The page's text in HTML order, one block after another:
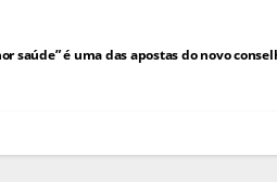
saúde” é uma das apostas do novo